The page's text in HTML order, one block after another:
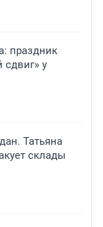
праздник
у
Татьяна
склады